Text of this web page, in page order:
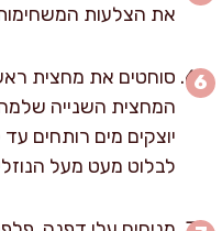
את הצלעות
סוחטים את מחצית
המחצית השנייה שלמה.
יוצקים מים רותחים
לבלוט מעט מעל